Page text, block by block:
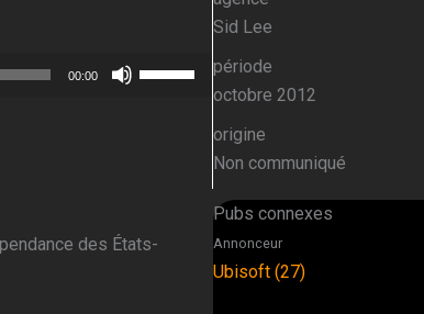
00:00
augmenter
ou
Sid Lee
période
octobre 2012
origine
Non communiqué
des États-
Pubs connexes
Annonceur
Ubisoft (27)